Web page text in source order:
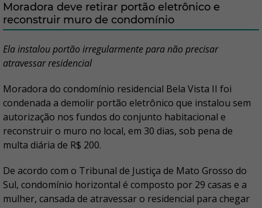
Moradora deve retirar portão eletrônico e
reconstruir muro de condomínio
Ela instalou portão irregularmente para não precisar
atravessar residencial
Moradora do condomínio residencial Bela Vista II foi
condenada a demolir portão eletrônico que instalou sem
autorização nos fundos do conjunto habitacional e
reconstruir o muro no local, em 30 dias, sob pena de
multa diária de R$ 200.
De acordo com o Tribunal de Justiça de Mato Grosso do
Sul, condomínio horizontal é composto por 29 casas e a
mulher, cansada de atravessar o residencial para chegar